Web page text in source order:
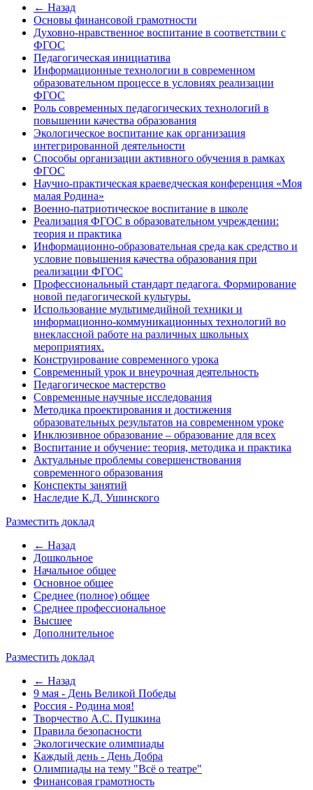
← Назад
Основы финансовой грамотности
Духовно-нравственное воспитание в соответствии с
ФГОС
Педагогическая инициатива
Информационные технологии в современном
образовательном процессе в условиях реализации
ФГОС
Роль современных педагогических технологий в
повышении качества образования
Экологическое воспитание как организация
интегрированной деятельности
Способы организации активного обучения в рамках
ФГОС
Научно-практическая краеведческая конференция «Моя
малая Родина»
Военно-патриотическое воспитание в школе
Реализация ФГОС в образовательном учреждении:
теория и практика
Информационно-образовательная среда как средство и
условие повышения качества образования при
реализации ФГОС
Профессиональный стандарт педагога. Формирование
новой педагогической культуры.
Использование мультимедийной техники и
информационно-коммуникационных технологий во
внеклассной работе на различных школьных
мероприятиях.
Конструирование современного урока
Современный урок и внеурочная деятельность
Педагогическое мастерство
Современные научные исследования
Методика проектирования и достижения
образовательных результатов на современном уроке
Инклюзивное образование – образование для всех
Воспитание и обучение: теория, методика и практика
Актуальные проблемы совершенствования
современного образования
Конспекты занятий
Наследие К.Д. Ушинского
Разместить доклад
← Назад
Дошкольное
Начальное общее
Основное общее
Среднее (полное) общее
Среднее профессиональное
Высшее
Дополнительное
Разместить доклад
← Назад
9 мая - День Великой Победы
Россия - Родина моя!
Творчество А.С. Пушкина
Правила безопасности
Экологические олимпиады
Каждый день - День Добра
Олимпиады на тему "Всё о театре"
Финансовая грамотность